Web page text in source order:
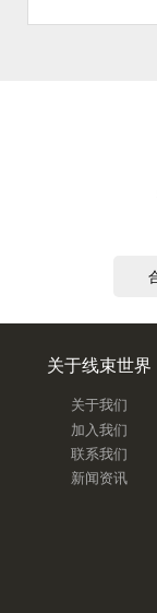
关于线束世界
关于我们
加入我们
联系我们
新闻资讯